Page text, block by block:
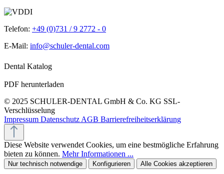
Telefon: +49 (0)731 / 9 2772 - 0
E-Mail: info@schuler-dental.com
Dental Katalog
PDF herunterladen
© 2025 SCHULER-DENTAL GmbH & Co. KG SSL-
Verschlüsselung
Impressum Datenschutz AGB Barrierefreiheitserklärung
Diese Website verwendet Cookies, um eine bestmögliche Erfahrung
bieten zu können. Mehr Informationen ...
Nur technisch notwendige Konfigurieren Alle Cookies akzeptieren